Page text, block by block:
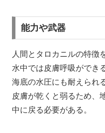
能力や武器
人間とタロカニルの特徴
水中では皮膚呼吸ができ
海底の水圧にも耐えられ
皮膚が乾くと弱るため、
中に戻る必要がある。